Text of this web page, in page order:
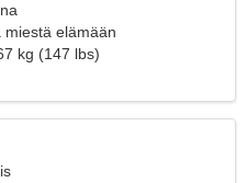
miestä elämään
kg (147 lbs)